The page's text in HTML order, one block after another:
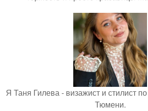
Я Таня Гилева - визажист и стилист
Тюмени.